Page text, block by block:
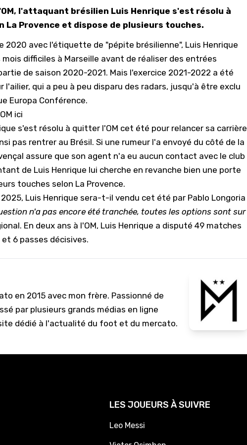
l'attaquant brésilien Luis Henrique s'est résolu à
La Provence et dispose de plusieurs touches.
2020 avec l'étiquette de "pépite brésilienne", Luis Henrique
difficiles à Marseille avant de réaliser des entrées
de saison 2020-2021. Mais l'exercice 2021-2022 a été
l'ailier, qui a peu à peu disparu des radars, jusqu'à être exclu
Europa Conférence.
ici
s'est résolu à quitter l'OM cet été pour relancer sa carrière
pas rentrer au Brésil. Si une rumeur l'a envoyé du côté de la
assure que son agent n'a eu aucun contact avec le club
de Luis Henrique lui cherche en revanche bien une porte
touches selon La Provence.
Luis Henrique sera-t-il vendu cet été par Pablo Longoria
n'a pas encore été tranchée, toutes les options sont sur
En deux ans à l'OM, Luis Henrique a disputé 49 matches
6 passes décisives.
en 2015 avec mon frère. Passionné de
par plusieurs grands médias en ligne
dédié à l'actualité du foot et du mercato.
LES JOUEURS À SUIVRE
Leo Messi